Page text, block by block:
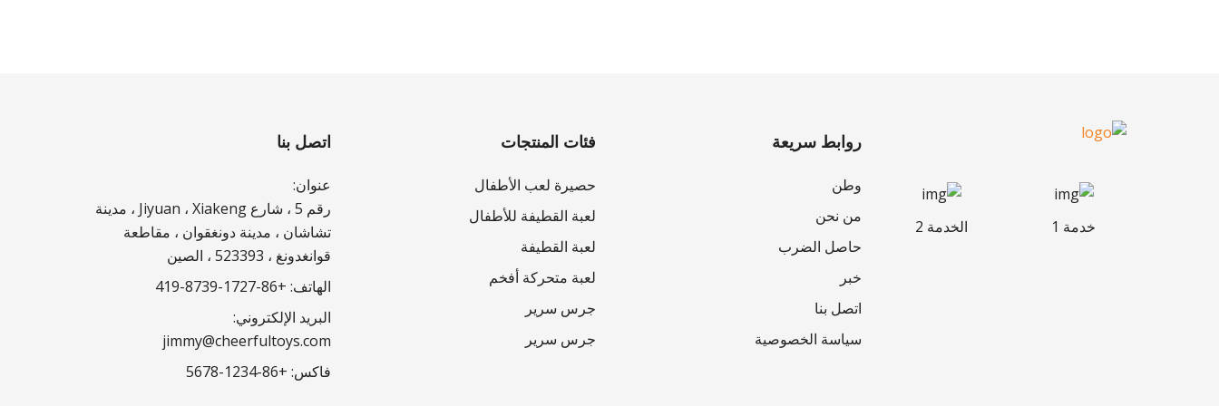
خدمة 1 الخدمة 2
روابط سريعة
وطن
من نحن
حاصل الضرب
خبر
اتصل بنا
سياسة الخصوصية
فئات المنتجات
حصيرة لعب الأطفال
لعبة القطيفة للأطفال
لعبة القطيفة
لعبة متحركة أفخم
جرس سرير
جرس سرير
اتصل بنا
عنوان:
رقم 5 ، شارع Jiyuan ، Xiakeng ، مدينة
تشاشان ، مدينة دونغقوان ، مقاطعة
قوانغدونغ ، 523393 ، الصين
الهاتف: +86-1727-8739-419
البريد الإلكتروني:
jimmy@cheerfultoys.com
فاكس: +86-1234-5678